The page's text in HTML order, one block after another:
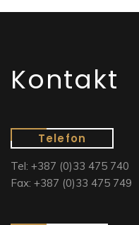
Kontakt
Telefon
Tel: +387 (0)33 475 740
Fax: +387 (0)33 475 749